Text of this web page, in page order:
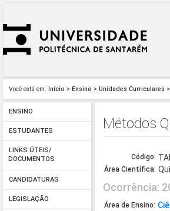
Você está em: Início > Ensino > Unidades Curriculares
ENSINO
ESTUDANTES
LINKS ÚTEIS/
DOCUMENTOS
CANDIDATURAS
LEGISLAÇÃO
Métodos
Código:
Área Científica:
Ocorrência:
Área de Ensino: